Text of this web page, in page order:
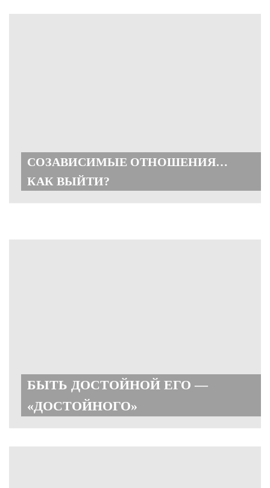
СОЗАВИСИМЫЕ ОТНОШЕНИЯ…
КАК ВЫЙТИ?
БЫТЬ ДОСТОЙНОЙ ЕГО —
«ДОСТОЙНОГО»